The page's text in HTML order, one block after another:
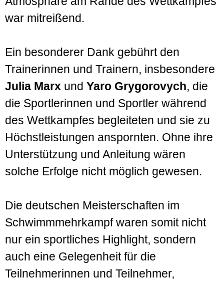
war mitreißend.
Ein besonderer Dank gebührt den
Trainerinnen und Trainern, insbesondere
Julia Marx und Yaro Grygorovych, die
die Sportlerinnen und Sportler während
des Wettkampfes begleiteten und sie zu
Höchstleistungen anspornten. Ohne ihre
Unterstützung und Anleitung wären
solche Erfolge nicht möglich gewesen.
Die deutschen Meisterschaften im
Schwimmmehrkampf waren somit nicht
nur ein sportliches Highlight, sondern
auch eine Gelegenheit für die
Teilnehmerinnen und Teilnehmer,